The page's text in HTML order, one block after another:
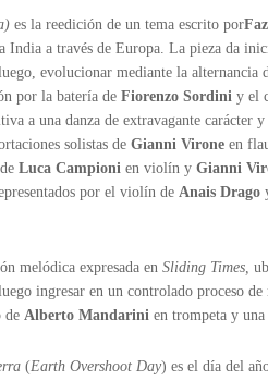
es la reedición de un tema escrito por
a través de Europa. La pieza da
evolucionar mediante la alternancia
por la batería de Fiorenzo Sordini y el
a una danza de extravagante carácter
solistas de Gianni Virone en
Luca Campioni en violín y Gianni
por el violín de Anais Drago
melódica expresada en Sliding Times,
ingresar en un controlado proceso
de Alberto Mandarini en trompeta y
(Earth Overshoot Day) es el día del